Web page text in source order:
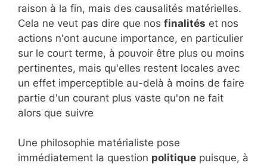
raison à la fin, mais des causalités matérielles.
Cela ne veut pas dire que nos finalités et nos
actions n'ont aucune importance, en particulier
sur le court terme, à pouvoir être plus ou moins
pertinentes, mais qu'elles restent locales avec
un effet imperceptible au-delà à moins de faire
partie d'un courant plus vaste qu'on ne fait
alors que suivre
Une philosophie matérialiste pose
immédiatement la question politique puisque, à